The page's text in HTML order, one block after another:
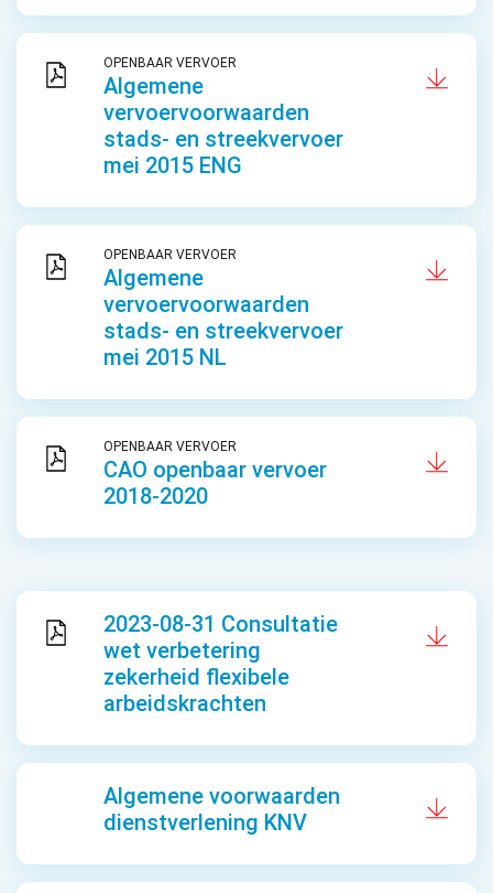
OPENBAAR VERVOER
Algemene
vervoervoorwaarden
stads- en streekvervoer
mei 2015 ENG
OPENBAAR VERVOER
Algemene
vervoervoorwaarden
stads- en streekvervoer
mei 2015 NL
OPENBAAR VERVOER
CAO openbaar vervoer
2018-2020
2023-08-31 Consultatie
wet verbetering
zekerheid flexibele
arbeidskrachten
Algemene voorwaarden
dienstverlening KNV